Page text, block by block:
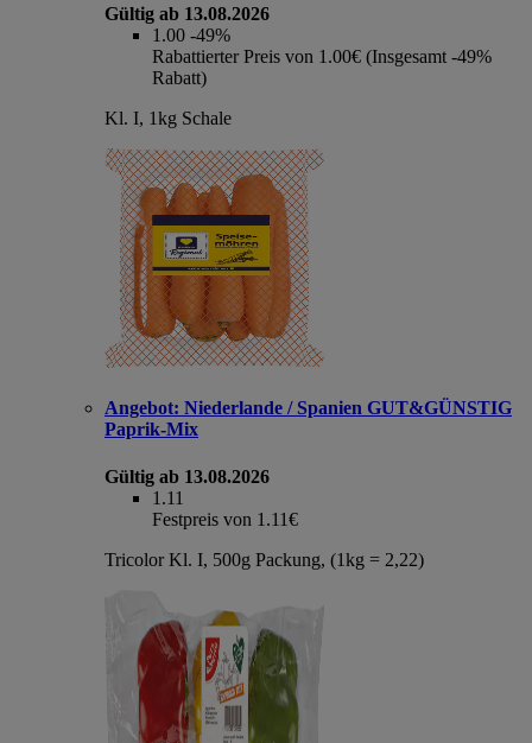
Gültig ab 13.08.2026
1.00 -49%
Rabattierter Preis von 1.00€ (Insgesamt -49%
Rabatt)
Kl. I, 1kg Schale
Angebot: Niederlande / Spanien GUT&GÜNSTIG
Paprik-Mix
Gültig ab 13.08.2026
1.11
Festpreis von 1.11€
Tricolor Kl. I, 500g Packung, (1kg = 2,22)